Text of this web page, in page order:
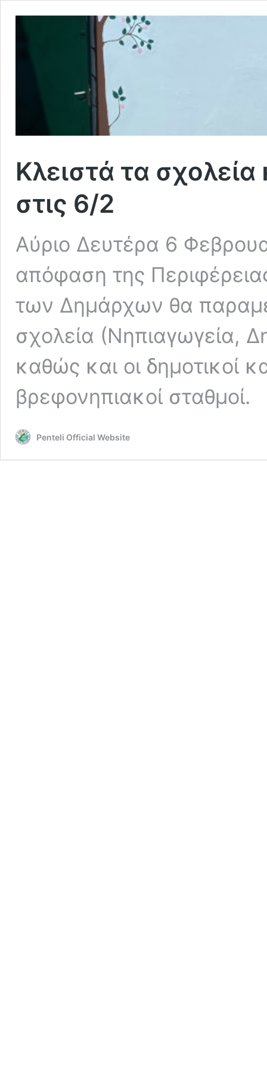
Κλειστά τα σχολεία
στις 6/2
Αύριο Δευτέρα 6
απόφαση της
των Δημάρχων θα
σχολεία (Νηπιαγωγεία,
καθώς και οι δημοτικοί
βρεφονηπιακοί σταθμοί.
Penteli Official Website